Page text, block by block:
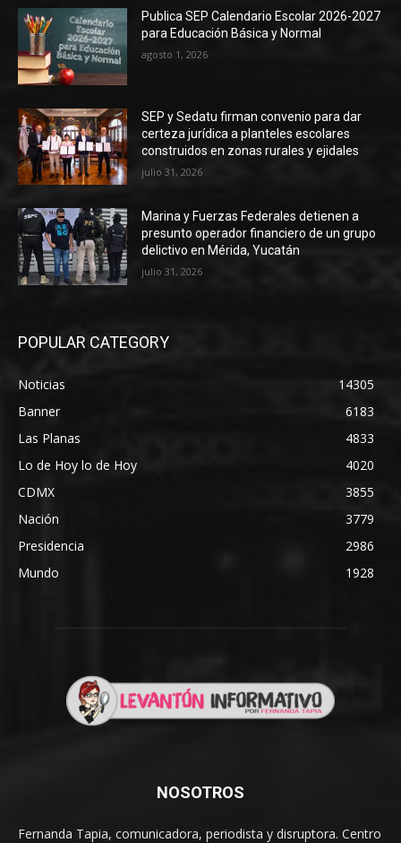
Publica SEP Calendario Escolar 2026-2027
para Educación Básica y Normal
agosto 1, 2026
SEP y Sedatu firman convenio para dar
certeza jurídica a planteles escolares
construidos en zonas rurales y ejidales
julio 31, 2026
Marina y Fuerzas Federales detienen a
presunto operador financiero de un grupo
delictivo en Mérida, Yucatán
julio 31, 2026
POPULAR CATEGORY
Noticias
14305
Banner
6183
Las Planas
4833
Lo de Hoy lo de Hoy
4020
CDMX
3855
Nación
3779
Presidencia
2986
Mundo
1928
NOSOTROS
Fernanda Tapia, comunicadora, periodista y disruptora. Centro